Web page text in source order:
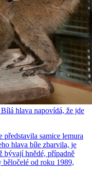
hlava napovídá, že jde
samice lemura
hlava bíle zbarvila, je
bývají hnědé, případně
běločelé od roku 1989,